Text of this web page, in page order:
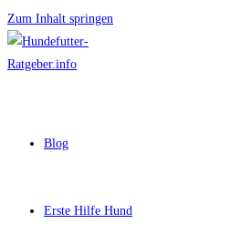
Zum Inhalt springen
Blog
Erste Hilfe Hund